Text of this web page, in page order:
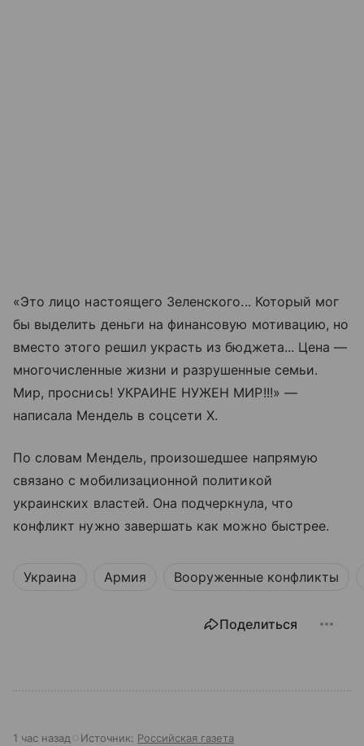
«Это лицо настоящего Зеленского... Который мог
бы выделить деньги на финансовую мотивацию, но
вместо этого решил украсть из бюджета... Цена —
многочисленные жизни и разрушенные семьи.
Мир, проснись! УКРАИНЕ НУЖЕН МИР!!!» —
написала Мендель в соцсети X.
По словам Мендель, произошедшее напрямую
связано с мобилизационной политикой
украинских властей. Она подчеркнула, что
конфликт нужно завершать как можно быстрее.
Украина Армия Вооруженные конфликты
Поделиться
1 час назад Источник: Российская газета